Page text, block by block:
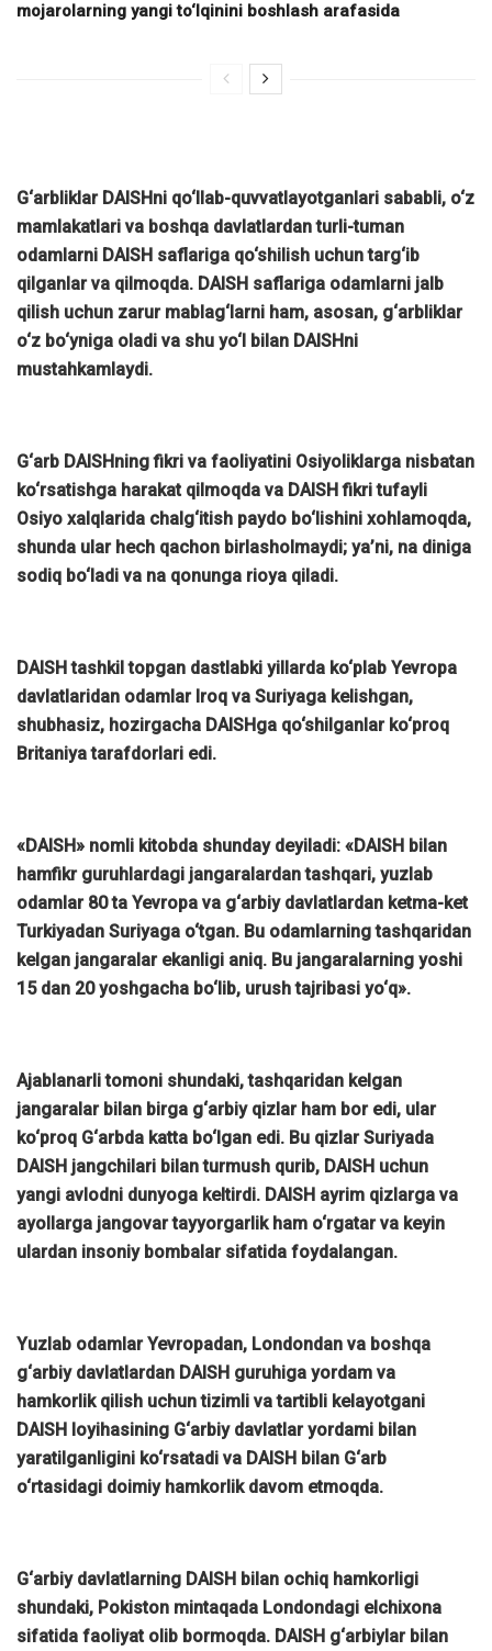
mojarolarning yangi to‘lqinini boshlash arafasida
G‘arbliklar DAISHni qo‘llab-quvvatlayotganlari sababli, o‘z
mamlakatlari va boshqa davlatlardan turli-tuman
odamlarni DAISH saflariga qo‘shilish uchun targ‘ib
qilganlar va qilmoqda. DAISH saflariga odamlarni jalb
qilish uchun zarur mablag‘larni ham, asosan, g‘arbliklar
o‘z bo‘yniga oladi va shu yo‘l bilan DAISHni
mustahkamlaydi.
G‘arb DAISHning fikri va faoliyatini Osiyoliklarga nisbatan
ko‘rsatishga harakat qilmoqda va DAISH fikri tufayli
Osiyo xalqlarida chalg‘itish paydo bo‘lishini xohlamoqda,
shunda ular hech qachon birlasholmaydi; ya’ni, na diniga
sodiq bo‘ladi va na qonunga rioya qiladi.
DAISH tashkil topgan dastlabki yillarda ko‘plab Yevropa
davlatlaridan odamlar Iroq va Suriyaga kelishgan,
shubhasiz, hozirgacha DAISHga qo‘shilganlar ko‘proq
Britaniya tarafdorlari edi.
«DAISH» nomli kitobda shunday deyiladi: «DAISH bilan
hamfikr guruhlardagi jangaralardan tashqari, yuzlab
odamlar 80 ta Yevropa va g‘arbiy davlatlardan ketma-ket
Turkiyadan Suriyaga o‘tgan. Bu odamlarning tashqaridan
kelgan jangaralar ekanligi aniq. Bu jangaralarning yoshi
15 dan 20 yoshgacha bo‘lib, urush tajribasi yo‘q».
Ajablanarli tomoni shundaki, tashqaridan kelgan
jangaralar bilan birga g‘arbiy qizlar ham bor edi, ular
ko‘proq G‘arbda katta bo‘lgan edi. Bu qizlar Suriyada
DAISH jangchilari bilan turmush qurib, DAISH uchun
yangi avlodni dunyoga keltirdi. DAISH ayrim qizlarga va
ayollarga jangovar tayyorgarlik ham o‘rgatar va keyin
ulardan insoniy bombalar sifatida foydalangan.
Yuzlab odamlar Yevropadan, Londondan va boshqa
g‘arbiy davlatlardan DAISH guruhiga yordam va
hamkorlik qilish uchun tizimli va tartibli kelayotgani
DAISH loyihasining G‘arbiy davlatlar yordami bilan
yaratilganligini ko‘rsatadi va DAISH bilan G‘arb
o‘rtasidagi doimiy hamkorlik davom etmoqda.
G‘arbiy davlatlarning DAISH bilan ochiq hamkorligi
shundaki, Pokiston mintaqada Londondagi elchixona
sifatida faoliyat olib bormoqda. DAISH g‘arbiylar bilan